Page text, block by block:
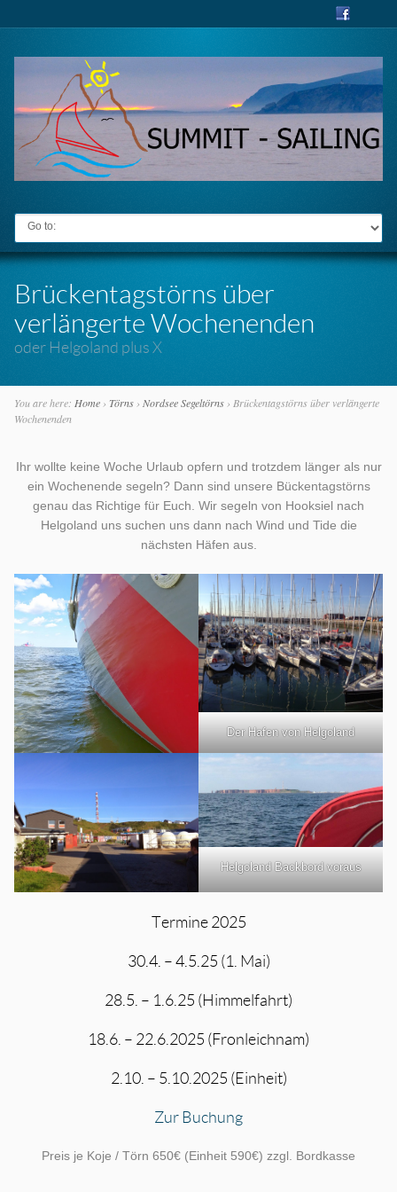
Go to:
Brückentagstörns über
verlängerte Wochenenden
oder Helgoland plus X
You are here: Home› Törns› Nordsee Segeltörns› Brückentagstörns über verlängerte
Wochenenden
Ihr wollte keine Woche Urlaub opfern und trotzdem länger als nur
ein Wochenende segeln? Dann sind unsere Bückentagstörns
genau das Richtige für Euch. Wir segeln von Hooksiel nach
Helgoland uns suchen uns dann nach Wind und Tide die
nächsten Häfen aus.
Der Hafen von Helgoland
Helgoland Backbord voraus
Termine 2025
30.4. – 4.5.25 (1. Mai)
28.5. – 1.6.25 (Himmelfahrt)
18.6. – 22.6.2025 (Fronleichnam)
2.10. – 5.10.2025 (Einheit)
Zur Buchung
Preis je Koje / Törn 650€ (Einheit 590€) zzgl. Bordkasse